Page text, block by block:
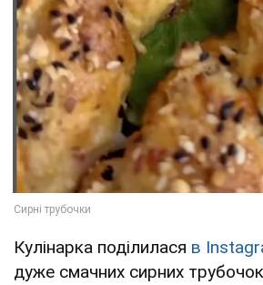
Кулінарка поділилася в
дуже смачних сирних